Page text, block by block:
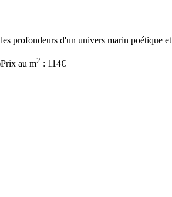
profondeurs d'un univers marin poétique et
Prix au m2 : 114€